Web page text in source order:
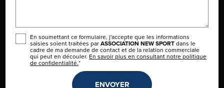
En soumettant ce formulaire, j'accepte que les informations
saisies soient traitées parASSOCIATION NEW SPORTdans le
cadre de ma demande de contact et de la relation commerciale
qui peut en découler. En savoir plus en consultant notre politique
de confidentialité.*